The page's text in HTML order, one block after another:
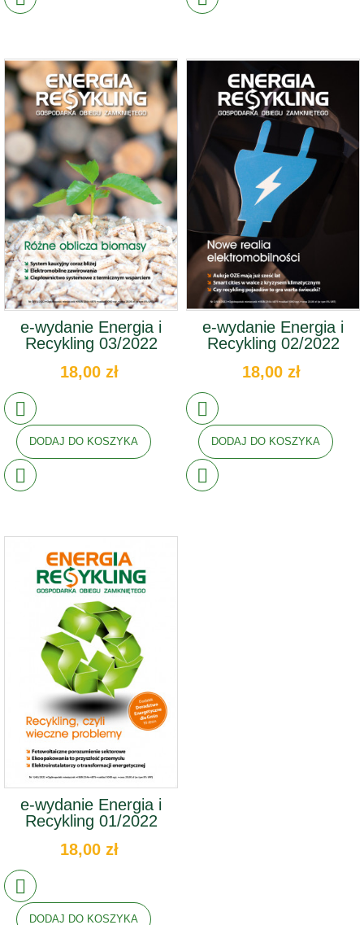
e-wydanie Energia i
Recykling 03/2022
18,00 zł
DODAJ DO KOSZYKA
e-wydanie Energia i
Recykling 02/2022
18,00 zł
DODAJ DO KOSZYKA
e-wydanie Energia i
Recykling 01/2022
18,00 zł
DODAJ DO KOSZYKA